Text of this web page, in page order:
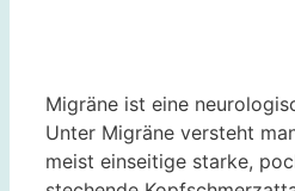
Migräne ist eine
Unter Migräne versteht
meist einseitige starke,